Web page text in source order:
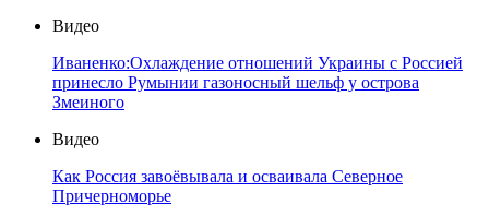
Видео
Иваненко:Охлаждение отношений Украины с Россией
принесло Румынии газоносный шельф у острова
Змеиного
Видео
Как Россия завоёвывала и осваивала Северное
Причерноморье